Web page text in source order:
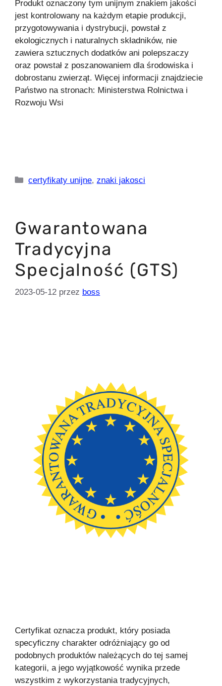
Produkt oznaczony tym unijnym znakiem jakości
jest kontrolowany na każdym etapie produkcji,
przygotowywania i dystrybucji, powstał z
ekologicznych i naturalnych składników, nie
zawiera sztucznych dodatków ani polepszaczy
oraz powstał z poszanowaniem dla środowiska i
dobrostanu zwierząt. Więcej informacji znajdziecie
Państwo na stronach: Ministerstwa Rolnictwa i
Rozwoju Wsi
Kategorie
certyfikaty unijne,znaki jakosci
Gwarantowana
Tradycyjna
Specjalność (GTS)
2023-05-12 przez boss
Certyfikat oznacza produkt, który posiada
specyficzny charakter odróżniający go od
podobnych produktów należących do tej samej
kategorii, a jego wyjątkowość wynika przede
wszystkim z wykorzystania tradycyjnych,